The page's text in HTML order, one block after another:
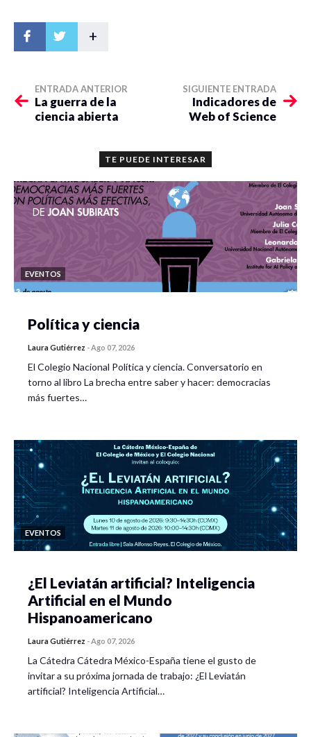
+
ENTRADA ANTERIOR
La guerra de la
ciencia abierta
SIGUIENTE ENTRADA
Indicadores de
Web of Science
TE PUEDE INTERESAR
EVENTOS
Política y ciencia
Laura Gutiérrez -Ago 07, 2026
El Colegio Nacional Política y ciencia. Conversatorio en
torno al libro La brecha entre saber y hacer: democracias
más fuertes…
EVENTOS
¿El Leviatán artificial? Inteligencia
Artificial en el Mundo
Hispanoamericano
Laura Gutiérrez -Ago 07, 2026
La Cátedra Cátedra México-España tiene el gusto de
invitar a su próxima jornada de trabajo: ¿El Leviatán
artificial? Inteligencia Artificial…